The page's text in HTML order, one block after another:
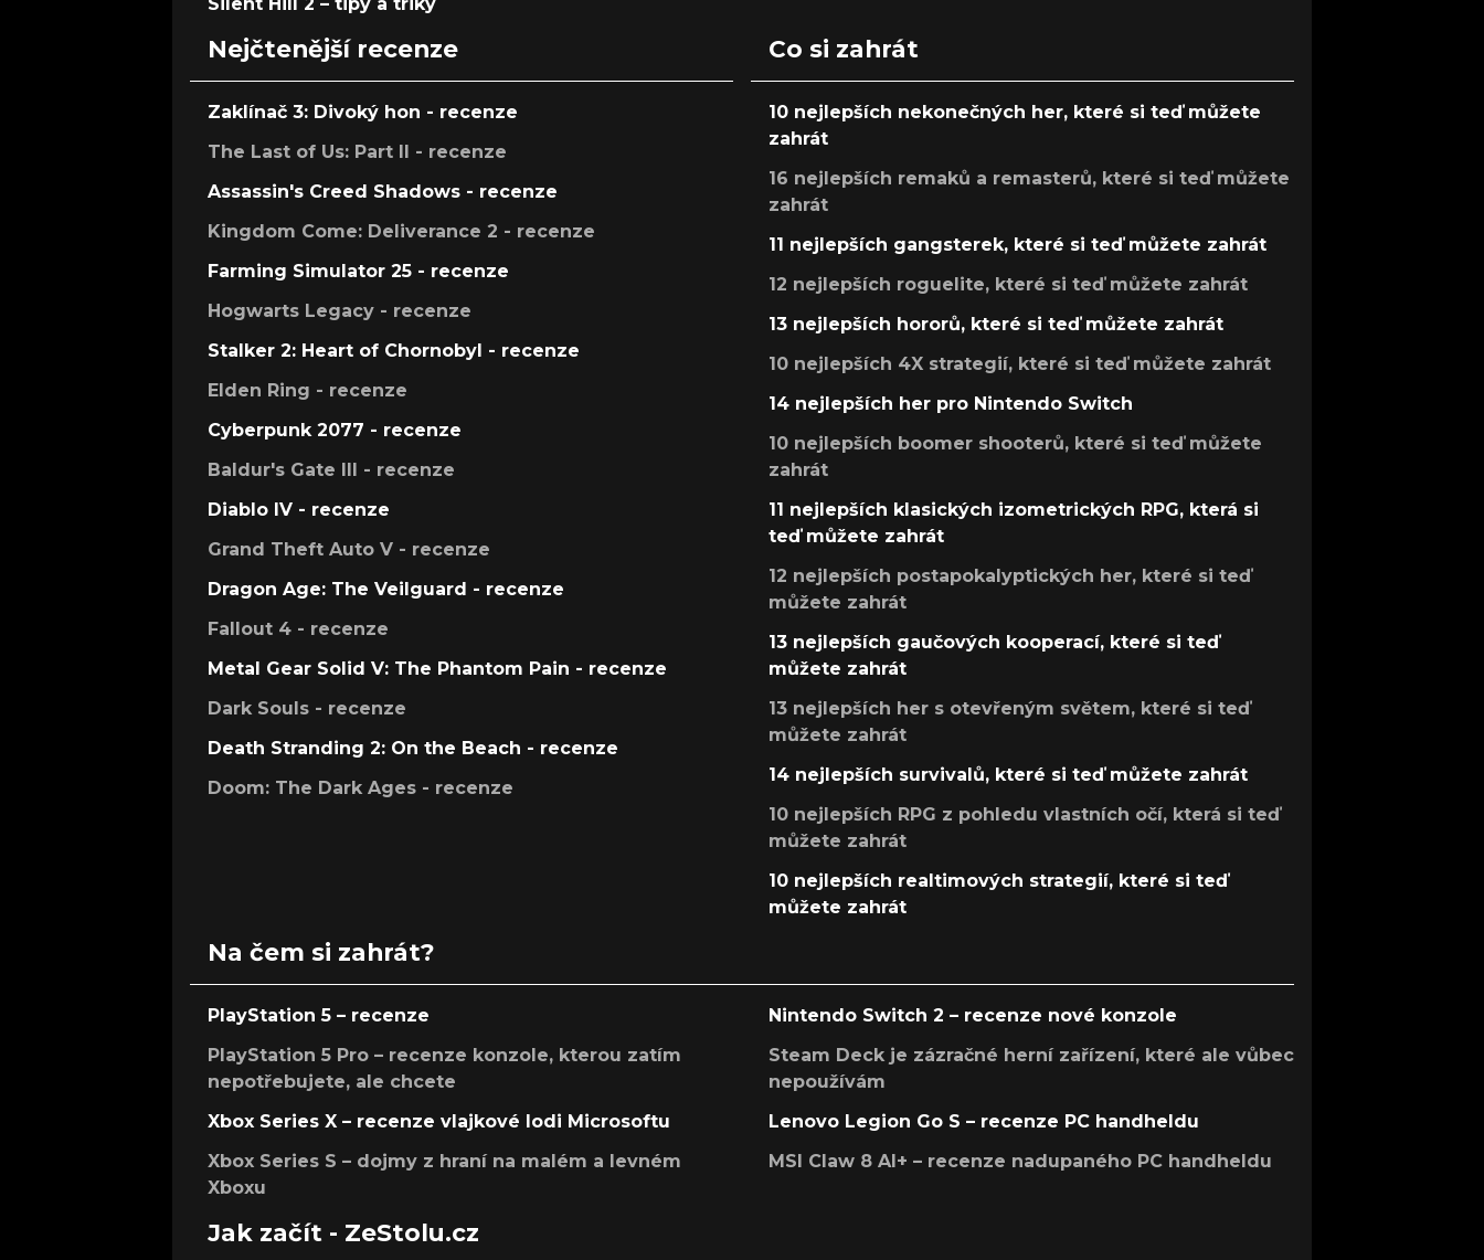
Nejčtenější recenze
Zaklínač 3: Divoký hon - recenze
The Last of Us: Part II - recenze
Assassin's Creed Shadows - recenze
Kingdom Come: Deliverance 2 - recenze
Farming Simulator 25 - recenze
Hogwarts Legacy - recenze
Stalker 2: Heart of Chornobyl - recenze
Elden Ring - recenze
Cyberpunk 2077 - recenze
Baldur's Gate III - recenze
Diablo IV - recenze
Grand Theft Auto V - recenze
Dragon Age: The Veilguard - recenze
Fallout 4 - recenze
Metal Gear Solid V: The Phantom Pain - recenze
Dark Souls - recenze
Death Stranding 2: On the Beach - recenze
Doom: The Dark Ages - recenze
Co si zahrát
10 nejlepších nekonečných her, které si teď můžete
zahrát
16 nejlepších remaků a remasterů, které si teď můžete
zahrát
11 nejlepších gangsterek, které si teď můžete zahrát
12 nejlepších roguelite, které si teď můžete zahrát
13 nejlepších hororů, které si teď můžete zahrát
10 nejlepších 4X strategií, které si teď můžete zahrát
14 nejlepších her pro Nintendo Switch
10 nejlepších boomer shooterů, které si teď můžete
zahrát
11 nejlepších klasických izometrických RPG, která si
teď můžete zahrát
12 nejlepších postapokalyptických her, které si teď
můžete zahrát
13 nejlepších gaučových kooperací, které si teď
můžete zahrát
13 nejlepších her s otevřeným světem, které si teď
můžete zahrát
14 nejlepších survivalů, které si teď můžete zahrát
10 nejlepších RPG z pohledu vlastních očí, která si teď
můžete zahrát
10 nejlepších realtimových strategií, které si teď
můžete zahrát
Na čem si zahrát?
PlayStation 5 – recenze
PlayStation 5 Pro – recenze konzole, kterou zatím
nepotřebujete, ale chcete
Xbox Series X – recenze vlajkové lodi Microsoftu
Xbox Series S – dojmy z hraní na malém a levném
Xboxu
Nintendo Switch 2 – recenze nové konzole
Steam Deck je zázračné herní zařízení, které ale vůbec
nepoužívám
Lenovo Legion Go S – recenze PC handheldu
MSI Claw 8 AI+ – recenze nadupaného PC handheldu
Jak začít - ZeStolu.cz